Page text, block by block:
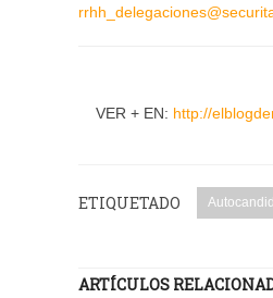
VER + EN: http://
ETIQUETADO
ARTÍCULOS